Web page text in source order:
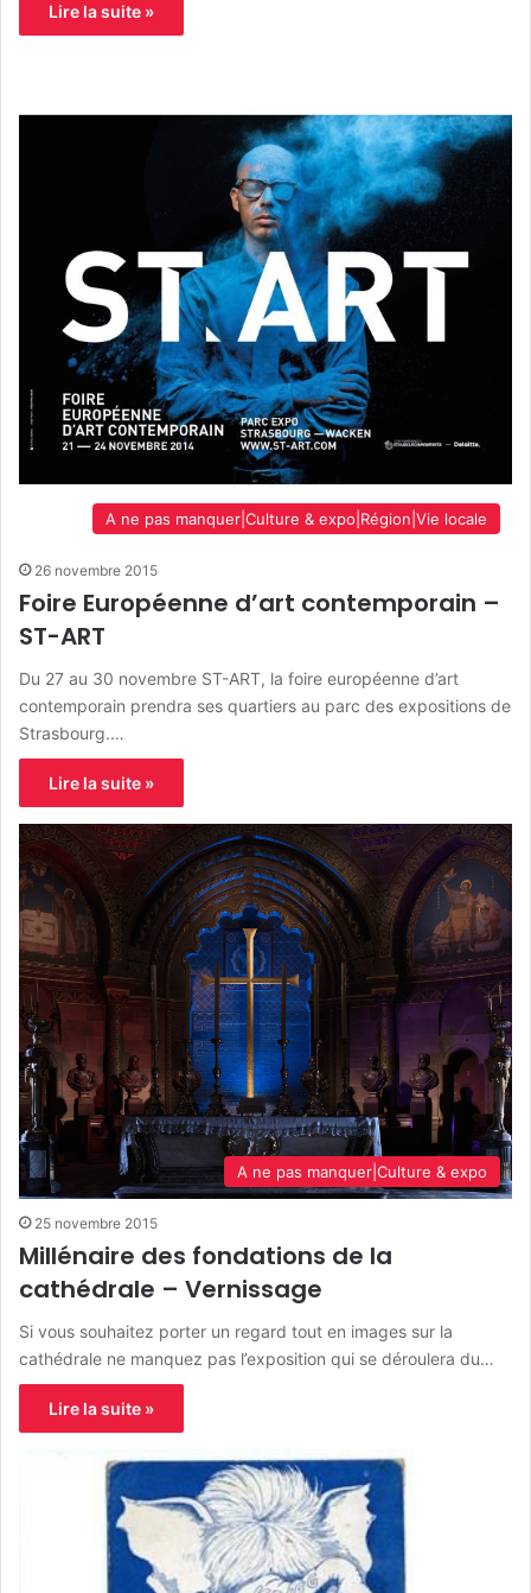
Lire la suite »
A ne pas manquer|Culture & expo|Région|Vie locale
26 novembre 2015
Foire Européenne d’art contemporain –
ST-ART
Du 27 au 30 novembre ST-ART, la foire européenne d’art
contemporain prendra ses quartiers au parc des expositions de
Strasbourg.…
Lire la suite »
A ne pas manquer|Culture & expo
25 novembre 2015
Millénaire des fondations de la
cathédrale – Vernissage
Si vous souhaitez porter un regard tout en images sur la
cathédrale ne manquez pas l’exposition qui se déroulera du…
Lire la suite »